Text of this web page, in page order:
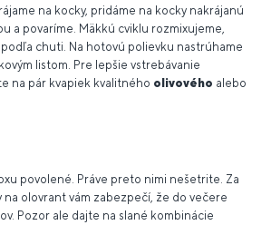
na kocky, pridáme na kocky nakrájanú
a povaríme. Mäkkú cviklu rozmixujeme,
chuti. Na hotovú polievku nastrúhame
listom. Pre lepšie vstrebávanie
na pár kvapiek kvalitného olivového alebo
povolené. Práve preto nimi nešetrite. Za
olovrant vám zabezpečí, že do večere
Pozor ale dajte na slané kombinácie